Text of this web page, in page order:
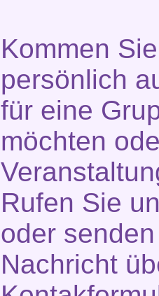
Kommen
persönlich
für eine
möchten
Rufen Sie
oder
Nachricht